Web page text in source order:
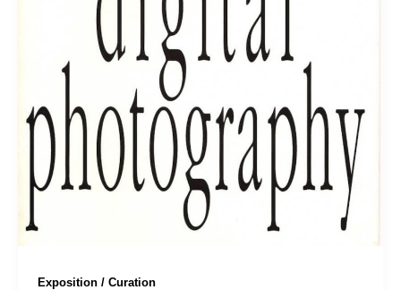
Exposition / Curation